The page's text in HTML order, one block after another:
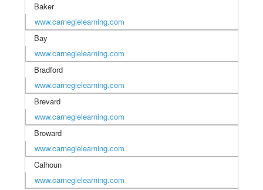
Baker
www.carnegielearning.com
Bay
www.carnegielearning.com
Bradford
www.carnegielearning.com
Brevard
www.carnegielearning.com
Broward
www.carnegielearning.com
Calhoun
www.carnegielearning.com